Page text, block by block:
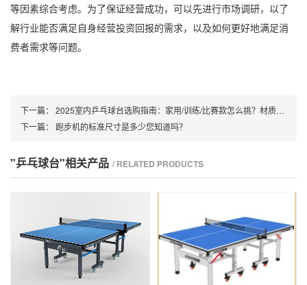
等因素综合考虑。为了保证经营成功，可以先进行市场调研，以了
解行业能否满足自身经营投资回报的需求，以及如何更好地满足消
费者需求等问题。
下一篇： 2025室内乒乓球台选购指南：家用/训练/比赛款怎么挑？材质、尺寸、品牌全攻略​
下一篇： 跑步机的标准尺寸是多少您知道吗？
"乒乓球台"相关产品 / RELATED PRODUCTS